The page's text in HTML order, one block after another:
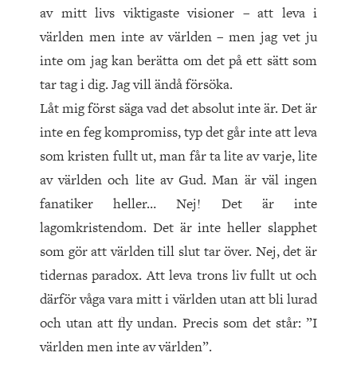
av mitt livs viktigaste visioner – att leva i
världen men inte av världen – men jag vet ju
inte om jag kan berätta om det på ett sätt som
tar tag i dig. Jag vill ändå försöka.
Låt mig först säga vad det absolut inte är. Det är
inte en feg kompromiss, typ det går inte att leva
som kristen fullt ut, man får ta lite av varje, lite
av världen och lite av Gud. Man är väl ingen
fanatiker heller… Nej! Det är inte
lagomkristendom. Det är inte heller slapphet
som gör att världen till slut tar över. Nej, det är
tidernas paradox. Att leva trons liv fullt ut och
därför våga vara mitt i världen utan att bli lurad
och utan att fly undan. Precis som det står: ”I
världen men inte av världen”.